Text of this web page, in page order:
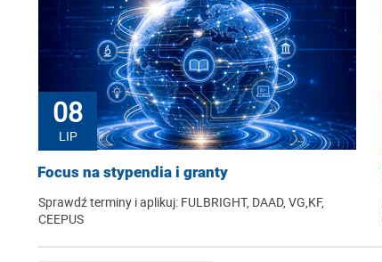
08
LIP
Focus na stypendia i granty
Sprawdź terminy i aplikuj: FULBRIGHT, DAAD, VG,KF,
CEEPUS